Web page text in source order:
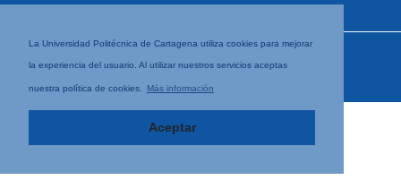
La Universidad Politécnica de Cartagena utiliza cookies para mejorar
la experiencia del usuario. Al utilizar nuestros servicios aceptas
nuestra política de cookies. Más información
Aceptar